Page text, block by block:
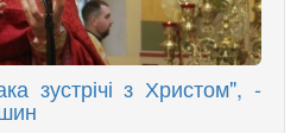
зустрічі з Христом", -